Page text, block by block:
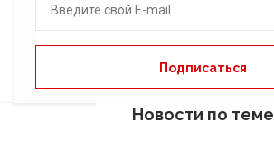
Новости по теме